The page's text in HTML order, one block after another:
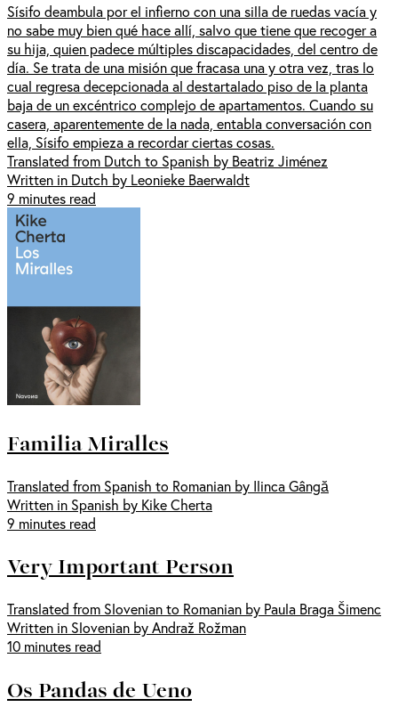
Sísifo deambula por el infierno con una silla de ruedas vacía y
no sabe muy bien qué hace allí, salvo que tiene que recoger a
su hija, quien padece múltiples discapacidades, del centro de
día. Se trata de una misión que fracasa una y otra vez, tras lo
cual regresa decepcionada al destartalado piso de la planta
baja de un excéntrico complejo de apartamentos. Cuando su
casera, aparentemente de la nada, entabla conversación con
ella, Sísifo empieza a recordar ciertas cosas.
Translated from Dutch to Spanish by Beatriz Jiménez
Written in Dutch by Leonieke Baerwaldt
9 minutes read
Familia Miralles
Translated from Spanish to Romanian by Ilinca Gângă
Written in Spanish by Kike Cherta
9 minutes read
Very Important Person
Translated from Slovenian to Romanian by Paula Braga Šimenc
Written in Slovenian by Andraž Rožman
10 minutes read
Os Pandas de Ueno